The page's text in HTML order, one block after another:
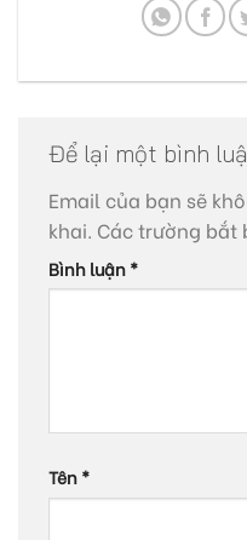
Để lại một bình
Email của bạn sẽ
khai. Các trường bắt
Bình luận*
Tên*